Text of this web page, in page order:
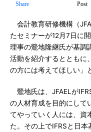
Share Post
会計教育研修機構（
たセミナーが12月7日に
理事の鶯地隆継氏が基調
活動を紹介するとともに
の方には考えてほしい」
鶯地氏は、JFAELが
の人材育成を目的にして
てやっていく人には、資
た。その上でIFRSと日